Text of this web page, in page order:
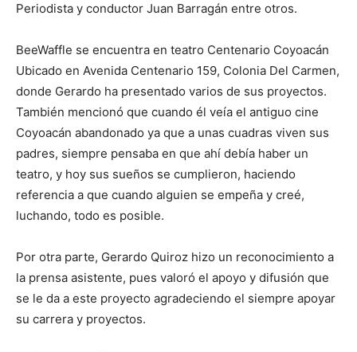
Periodista y conductor Juan Barragán entre otros.
BeeWaffle se encuentra en teatro Centenario Coyoacán
Ubicado en Avenida Centenario 159, Colonia Del Carmen,
donde Gerardo ha presentado varios de sus proyectos.
También mencionó que cuando él veía el antiguo cine
Coyoacán abandonado ya que a unas cuadras viven sus
padres, siempre pensaba en que ahí debía haber un
teatro, y hoy sus sueños se cumplieron, haciendo
referencia a que cuando alguien se empeña y creé,
luchando, todo es posible.
Por otra parte, Gerardo Quiroz hizo un reconocimiento a
la prensa asistente, pues valoró el apoyo y difusión que
se le da a este proyecto agradeciendo el siempre apoyar
su carrera y proyectos.